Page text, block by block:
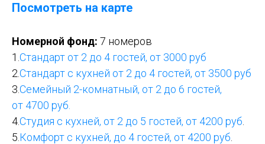
Посмотреть на карте
Номерной фонд: 7 номеров
1. Стандарт от 2 до 4 гостей, от 3000 руб
2.Стандарт с кухней от 2 до 4 гостей, от 3500 руб
3.Семейный 2-комнатный, от 2 до 6 гостей,
от 4700 руб.
4.Студия с кухней, от 2 до 5 гостей, от 4200 руб
5. Комфорт с кухней, до 4 гостей, от 4200 руб